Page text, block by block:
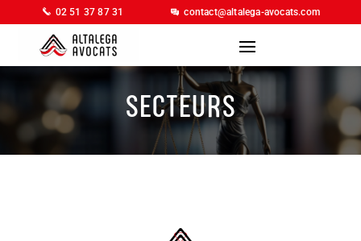
02 51 37 87 31 contact@altalega-avocats.com
SECTEURS